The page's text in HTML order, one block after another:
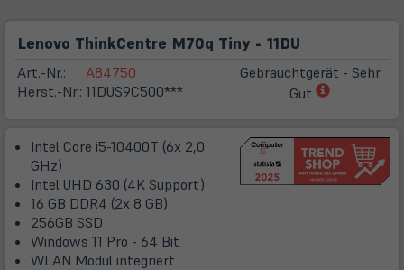
Lenovo ThinkCentre M70q Tiny - 11DU
Art.-Nr.:
Herst.-Nr.:
A84750
11DUS9C500***
Gebrauchtgerät - Sehr
Gut
(öffnet
Tab)
Intel Core i5-10400T (6x 2,0
GHz)
Intel UHD 630 (4K Support)
16 GB DDR4 (2x 8 GB)
256GB SSD
Windows 11 Pro - 64 Bit
WLAN Modul integriert